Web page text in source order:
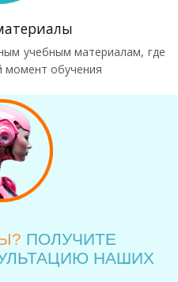
учебным материалам, где
момент обучения